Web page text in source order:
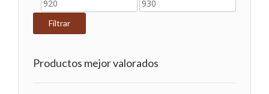
Precio
mínimo
Precio
Filtrar
Productos mejor valorados